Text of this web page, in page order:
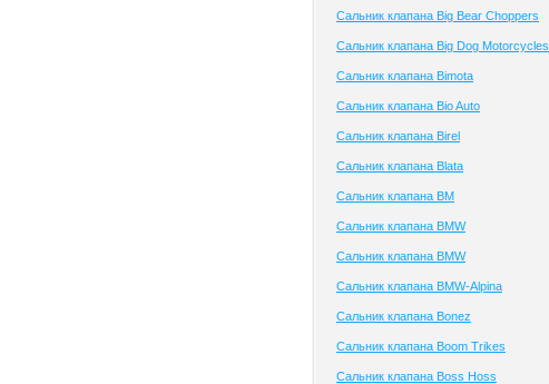
Сальник клапана Big Bear Choppers
Сальник клапана Big Dog Motorcycles
Сальник клапана Bimota
Сальник клапана Bio Auto
Сальник клапана Birel
Сальник клапана Blata
Сальник клапана BM
Сальник клапана BMW
Сальник клапана BMW
Сальник клапана BMW-Alpina
Сальник клапана Bonez
Сальник клапана Boom Trikes
Сальник клапана Boss Hoss